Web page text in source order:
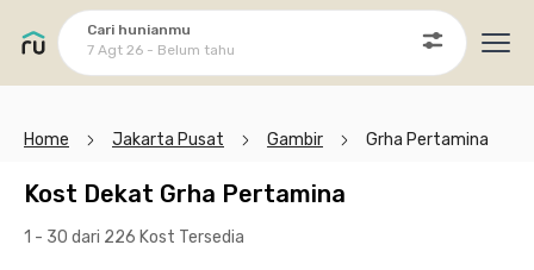
Cari hunianmu
7 Agt 26 - Belum tahu
Home Jakarta Pusat Gambir Grha Pertamina
Kost Dekat Grha Pertamina
1 - 30 dari 226 Kost Tersedia